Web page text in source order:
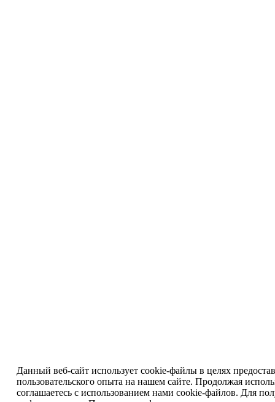
Данный веб-сайт использует cookie-файлы в целях
пользовательского опыта на нашем сайте. Продолжая
соглашаетесь с использованием нами cookie-файлов. Для